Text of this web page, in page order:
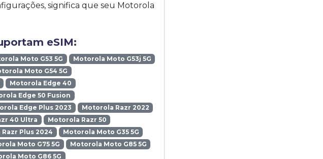
significa que seu Motorola
eSIM:
Moto G53 5G
Motorola Moto G53j 5G
Moto G54 5G
Motorola Edge 40
Edge 50 Fusion
Edge Plus 2023
Motorola Razr 2022
40 Ultra
Motorola Razr 50
Plus 2024
Motorola Moto G35 5G
Moto G75 5G
Motorola Moto G85 5G
Moto G86 5G